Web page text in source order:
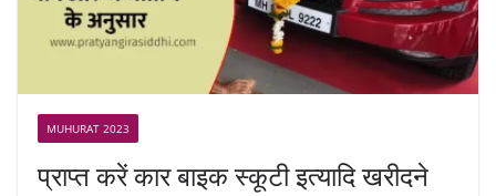
MUHURAT 2023
प्राप्त करें कार बाइक स्कूटी इत्यादि खरीदने